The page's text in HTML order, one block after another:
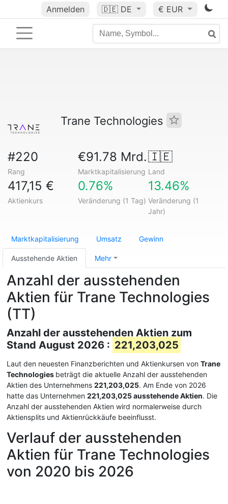
Anmelden 🇩🇪 DE € EUR
Trane Technologies
#220
Rang
€91.78 Mrd.
Marktkapitalisierung
🇮🇪
Land
417,15 €
Aktienkurs
0.76%
Veränderung (1 Tag)
13.46%
Veränderung (1
Jahr)
Marktkapitalisierung Umsatz Gewinn
Ausstehende Aktien Mehr
Anzahl der ausstehenden
Aktien für Trane Technologies
(TT)
Anzahl der ausstehenden Aktien zum
Stand August 2026 : 221,203,025
Laut den neuesten Finanzberichten und Aktienkursen von Trane
Technologies beträgt die aktuelle Anzahl der ausstehenden
Aktien des Unternehmens 221,203,025. Am Ende von 2026
hatte das Unternehmen 221,203,025 ausstehende Aktien. Die
Anzahl der ausstehenden Aktien wird normalerweise durch
Aktiensplits und Aktienrückkäufe beeinflusst.
Verlauf der ausstehenden
Aktien für Trane Technologies
von 2020 bis 2026